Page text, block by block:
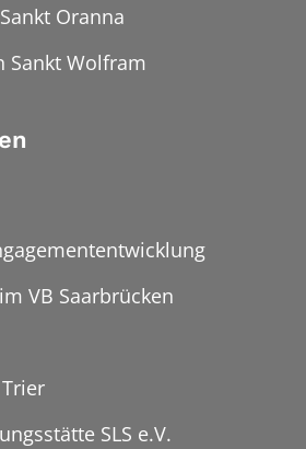
Oranna
Sankt Wolfram
VB Saarbrücken
SLS e.V.